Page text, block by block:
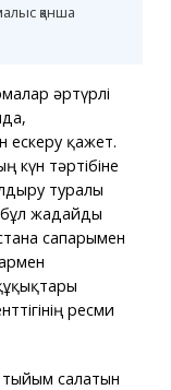
қанша
әртүрлі
ескеру қажет.
күн тәртібіне
туралы
жағдайды
сапарымен
ресми
салатын